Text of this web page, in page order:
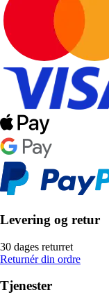
Levering og retur
30 dages returret
Returnér din ordre
Tjenester